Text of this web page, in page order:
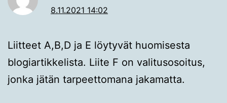
8.11.2021 14:02
Liitteet A,B,D ja E löytyvät huomisesta
blogiartikkelista. Liite F on valitusosoitus,
jonka jätän tarpeettomana jakamatta.